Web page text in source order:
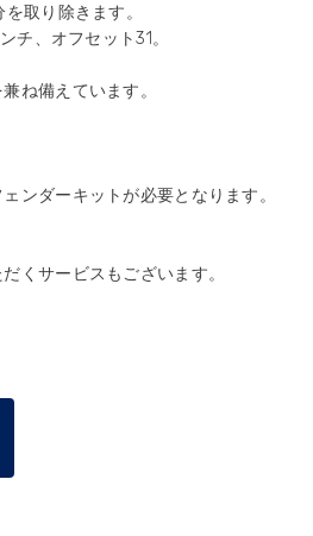
取り除きます。
チ、オフセット31。
ね備えています。
ンダーキットが必要となります。
くサービスもございます。